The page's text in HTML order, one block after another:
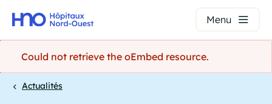
contenu
principal
Menu
Message
Could not retrieve the oEmbed resource.
Actualités